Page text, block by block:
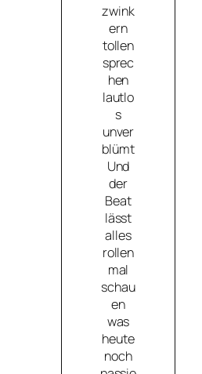
zwink
ern
tollen
sprec
hen
lautlo
s
unver
blümt
Und
der
Beat
lässt
alles
rollen
mal
schau
en
was
heute
noch